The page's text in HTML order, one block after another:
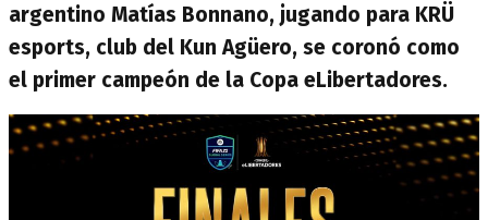
argentino Matías Bonnano, jugando para KRÜ
esports, club del Kun Agüero, se coronó como
el primer campeón de la Copa eLibertadores.